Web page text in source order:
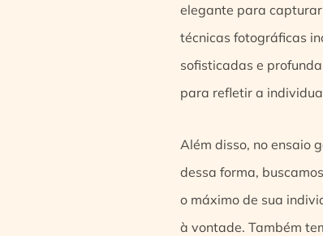
elegante para
técnicas fotográficas
sofisticadas e
para refletir a
Além disso, no ensaio
dessa forma,
o máximo de sua
à vontade. Também